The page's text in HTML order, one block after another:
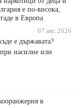
е по-висока,
в Европа
07 авг, 2026
е държавата?
насилие или
в